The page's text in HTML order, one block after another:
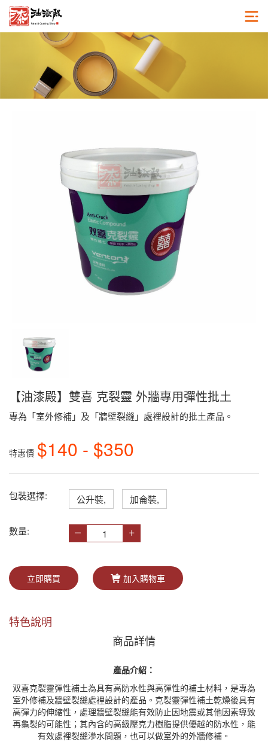
【油漆殿】雙喜 克裂靈 外牆專用彈性批土
專為「室外修補」及「牆壁裂縫」處裡設計的批土產品。
特惠價 $140 - $350
包裝選擇: 公升裝, 加侖裝,
數量: – +
立即購買 加入購物車
特色說明
商品詳情
產品介紹：
双喜克裂靈彈性補土為具有高防水性與高彈性的補土材料，是專為
室外修補及牆壁裂縫處裡設計的產品。克裂靈彈性補土乾燥後具有
高彈力的伸縮性，處理牆壁裂縫能有效防止因地震或其他因素導致
再龜裂的可能性；其內含的高級壓克力樹脂提供優越的防水性，能
有效處裡裂縫滲水問題，也可以做室外的外牆修補。